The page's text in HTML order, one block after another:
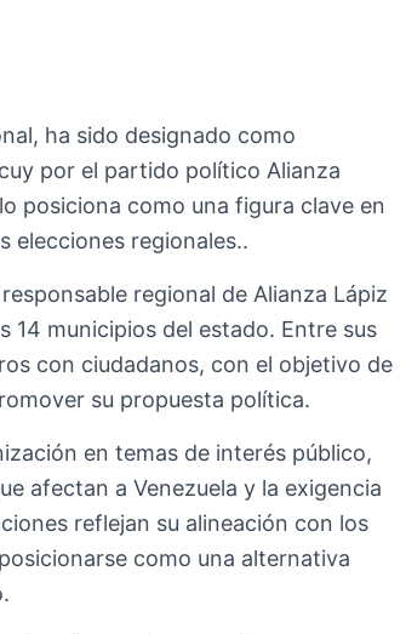
ha sido designado como
por el partido político Alianza
posiciona como una figura clave en
elecciones regionales..
regional de Alianza Lápiz
14 municipios del estado. Entre sus
con ciudadanos, con el objetivo de
su propuesta política.
en temas de interés público,
afectan a Venezuela y la exigencia
reflejan su alineación con los
como una alternativa